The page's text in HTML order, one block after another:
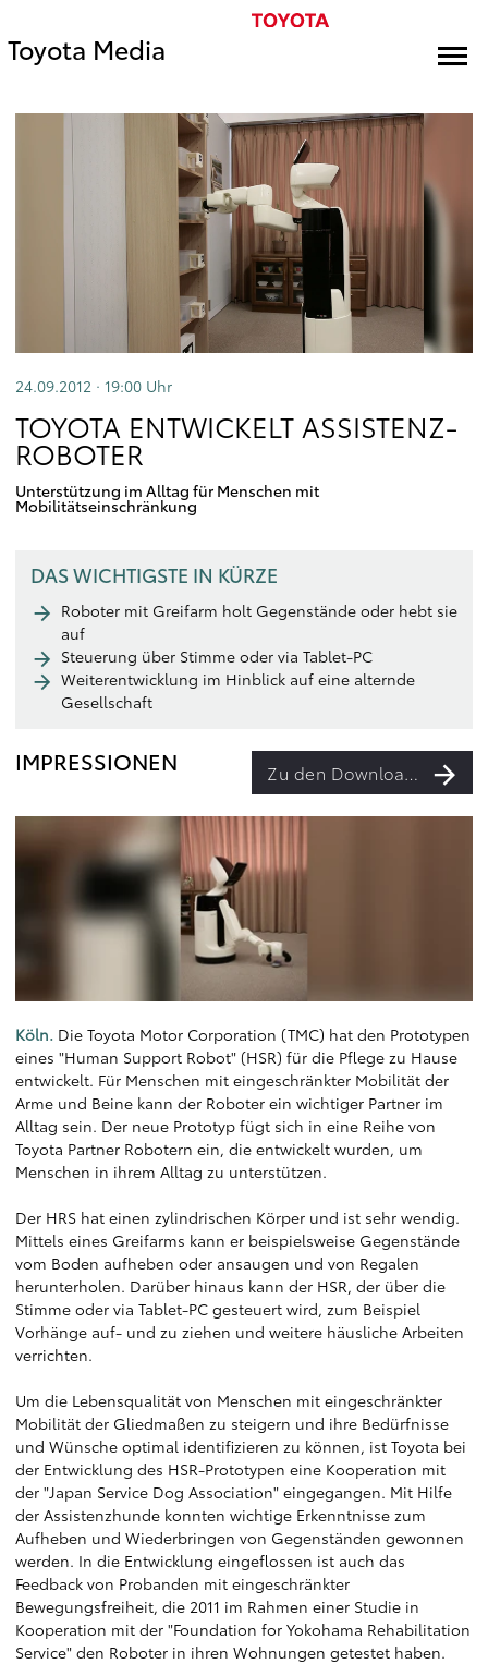
Toyota Media
24.09.2012 · 19:00 Uhr
TOYOTA ENTWICKELT ASSISTENZ-
ROBOTER
Unterstützung im Alltag für Menschen mit
Mobilitätseinschränkung
DAS WICHTIGSTE IN KÜRZE
Roboter mit Greifarm holt Gegenstände oder hebt sie
auf
Steuerung über Stimme oder via Tablet-PC
Weiterentwicklung im Hinblick auf eine alternde
Gesellschaft
IMPRESSIONEN Zu den Downloads
Köln. Die Toyota Motor Corporation (TMC) hat den Prototypen
eines "Human Support Robot" (HSR) für die Pflege zu Hause
entwickelt. Für Menschen mit eingeschränkter Mobilität der
Arme und Beine kann der Roboter ein wichtiger Partner im
Alltag sein. Der neue Prototyp fügt sich in eine Reihe von
Toyota Partner Robotern ein, die entwickelt wurden, um
Menschen in ihrem Alltag zu unterstützen.
Der HRS hat einen zylindrischen Körper und ist sehr wendig.
Mittels eines Greifarms kann er beispielsweise Gegenstände
vom Boden aufheben oder ansaugen und von Regalen
herunterholen. Darüber hinaus kann der HSR, der über die
Stimme oder via Tablet-PC gesteuert wird, zum Beispiel
Vorhänge auf- und zu ziehen und weitere häusliche Arbeiten
verrichten.
Um die Lebensqualität von Menschen mit eingeschränkter
Mobilität der Gliedmaßen zu steigern und ihre Bedürfnisse
und Wünsche optimal identifizieren zu können, ist Toyota bei
der Entwicklung des HSR-Prototypen eine Kooperation mit
der "Japan Service Dog Association" eingegangen. Mit Hilfe
der Assistenzhunde konnten wichtige Erkenntnisse zum
Aufheben und Wiederbringen von Gegenständen gewonnen
werden. In die Entwicklung eingeflossen ist auch das
Feedback von Probanden mit eingeschränkter
Bewegungsfreiheit, die 2011 im Rahmen einer Studie in
Kooperation mit der "Foundation for Yokohama Rehabilitation
Service" den Roboter in ihren Wohnungen getestet haben.